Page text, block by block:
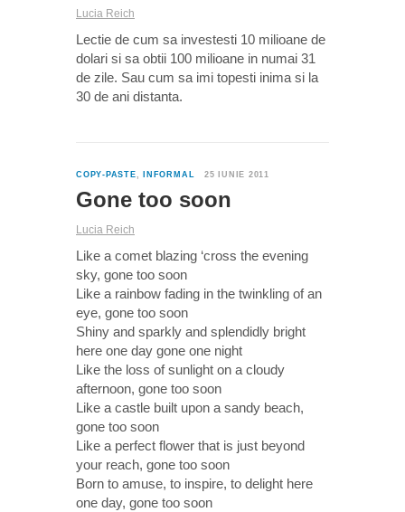
Lucia Reich
Lectie de cum sa investesti 10 milioane de
dolari si sa obtii 100 milioane in numai 31
de zile. Sau cum sa imi topesti inima si la
30 de ani distanta.
COPY-PASTE, INFORMAL 25 IUNIE 2011
Gone too soon
Lucia Reich
Like a comet blazing ‘cross the evening
sky, gone too soon
Like a rainbow fading in the twinkling of an
eye, gone too soon
Shiny and sparkly and splendidly bright
here one day gone one night
Like the loss of sunlight on a cloudy
afternoon, gone too soon
Like a castle built upon a sandy beach,
gone too soon
Like a perfect flower that is just beyond
your reach, gone too soon
Born to amuse, to inspire, to delight here
one day, gone too soon